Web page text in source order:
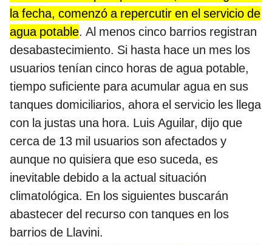
la fecha, comenzó a repercutir en el servicio de
agua potable. Al menos cinco barrios registran
desabastecimiento. Si hasta hace un mes los
usuarios tenían cinco horas de agua potable,
tiempo suficiente para acumular agua en sus
tanques domiciliarios, ahora el servicio les llega
con la justas una hora. Luis Aguilar, dijo que
cerca de 13 mil usuarios son afectados y
aunque no quisiera que eso suceda, es
inevitable debido a la actual situación
climatológica. En los siguientes buscarán
abastecer del recurso con tanques en los
barrios de Llavini.